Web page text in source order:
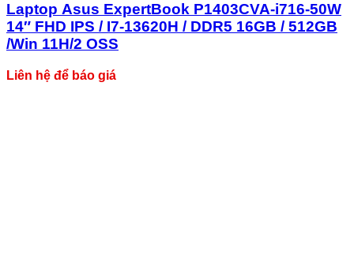
Laptop Asus ExpertBook P1403CVA-i716-50W
14″ FHD IPS / I7-13620H / DDR5 16GB / 512GB
/Win 11H/2 OSS
Liên hệ để báo giá